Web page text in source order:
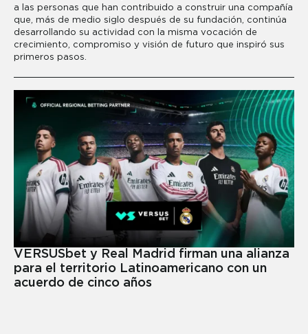
a las personas que han contribuido a construir una compañía
que, más de medio siglo después de su fundación, continúa
desarrollando su actividad con la misma vocación de
crecimiento, compromiso y visión de futuro que inspiró sus
primeros pasos.
VERSUSbet y Real Madrid firman una alianza
para el territorio Latinoamericano con un
acuerdo de cinco años